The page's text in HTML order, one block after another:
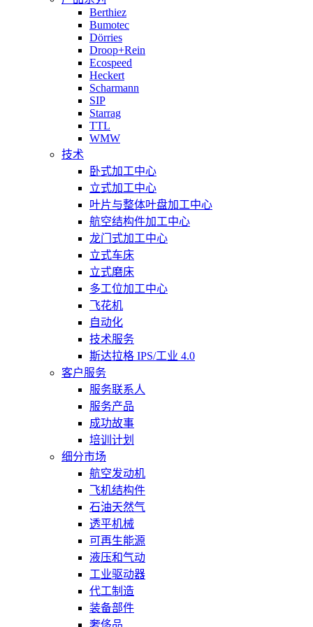
Berthiez
Bumotec
Dörries
Droop+Rein
Ecospeed
Heckert
Scharmann
SIP
Starrag
TTL
WMW
技术
卧式加工中心
立式加工中心
叶片与整体叶盘加工中心
航空结构件加工中心
龙门式加工中心
立式车床
立式磨床
多工位加工中心
飞花机
自动化
技术服务
斯达拉格 IPS/工业 4.0
客户服务
服务联系人
服务产品
成功故事
培训计划
细分市场
航空发动机
飞机结构件
石油天然气
透平机械
可再生能源
液压和气动
工业驱动器
代工制造
装备部件
奢侈品